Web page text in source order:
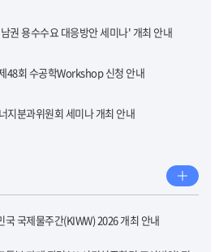
권 용수수요 대응방안 세미나' 개최 안내
48회 수공학Workshop 신청 안내
지분과위원회 세미나 개최 안내
국 국제물주간(KIWW) 2026 개최 안내